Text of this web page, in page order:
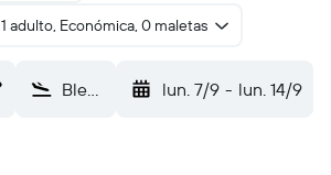
1 adulto, Económica, 0 maletas
Blenheim (BHE) lun. 7/9 - lun. 14/9